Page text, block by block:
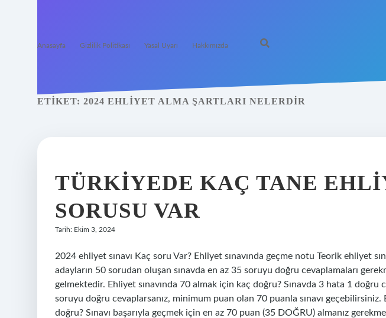
Anasayfa Gizlilik Politikası Yasal Uyarı Hakkımızda
ETIKET: 2024 EHLIYET ALMA ŞARTLARI NELERDIR
TÜRKIYEDE KAÇ TANE
SORUSU VAR
Tarih: Ekim 3, 2024
2024 ehliyet sınavı Kaç soru Var? Ehliyet sınavında geçme notu Teorik ehliyet
adayların 50 sorudan oluşan sınavda en az 35 soruyu doğru cevaplamaları
gelmektedir. Ehliyet sınavında 70 almak için kaç doğru? Sınavda 3 hata 1 doğru
soruyu doğru cevaplarsanız, minimum puan olan 70 puanla sınavı geçebilirsiniz.
doğru? Sınavı başarıyla geçmek için en az 70 puan (35 DOĞRU) almanız